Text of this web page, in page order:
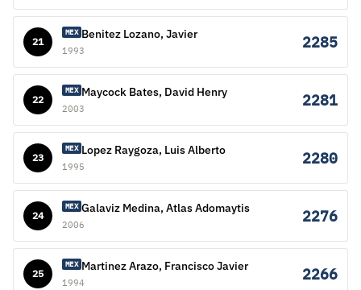
21
MEX Benitez Lozano, Javier
1993 2285
22
MEX Maycock Bates, David Henry
2003 2281
23
MEX Lopez Raygoza, Luis Alberto
1995 2280
24
MEX Galaviz Medina, Atlas Adomaytis
2006 2276
25
MEX Martinez Arazo, Francisco Javier
1994 2266